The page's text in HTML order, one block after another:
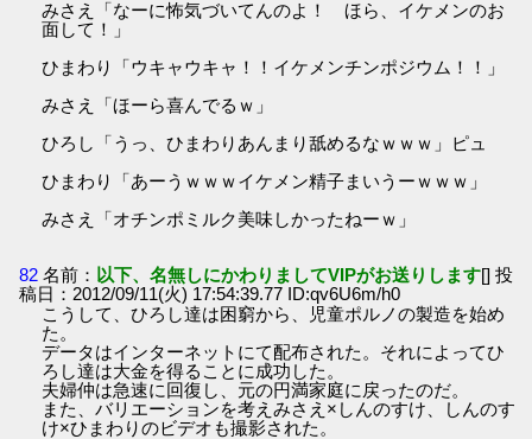
みさえ「なーに怖気づいてんのよ！ ほら、イケメンのお
面して！」
ひまわり「ウキャウキャ！！イケメンチンポジウム！！」
みさえ「ほーら喜んでるｗ」
ひろし「うっ、ひまわりあんまり舐めるなｗｗｗ」ピュ
ひまわり「あーうｗｗｗイケメン精子まいうーｗｗｗ」
みさえ「オチンポミルク美味しかったねーｗ」
82 名前： 以下、名無しにかわりましてVIPがお送りします[] 投
稿日：2012/09/11(火) 17:54:39.77 ID:qv6U6m/h0
こうして、ひろし達は困窮から、児童ポルノの製造を始め
た。
データはインターネットにて配布された。それによってひ
ろし達は大金を得ることに成功した。
夫婦仲は急速に回復し、元の円満家庭に戻ったのだ。
また、バリエーションを考えみさえ×しんのすけ、しんのす
け×ひまわりのビデオも撮影された。